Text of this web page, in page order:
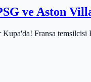
ve Aston
Fransa